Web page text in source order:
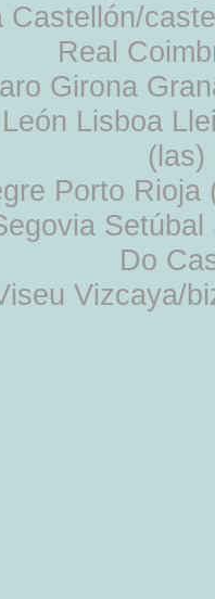
Castellón/
Real
Girona
Lisboa
Porto
Do
Vizcaya/